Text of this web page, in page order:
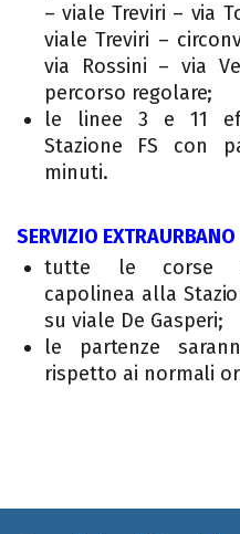
– viale Treviri – via
viale Treviri –
via Rossini – via
percorso regolare;
le linee 3 e 11
Stazione FS con
minuti.
SERVIZIO EXTRAURBANO
tutte le corse
capolinea alla
su viale De Gasperi;
le partenze
rispetto ai normali